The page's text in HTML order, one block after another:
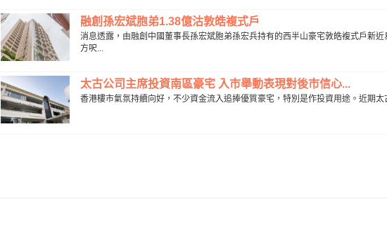
融創孫宏斌胞弟1.38億沽敦皓複式戶
消息透露，由融創中國董事長孫宏斌胞弟孫宏兵持有的西半山豪宅敦皓複式戶新
方呎...
太古公司主席投資南區豪宅 入市舉動表現對後市信心...
香港樓市氣氛持續向好，不少資金流入追捧優質豪宅，特別是作投資用途。近期